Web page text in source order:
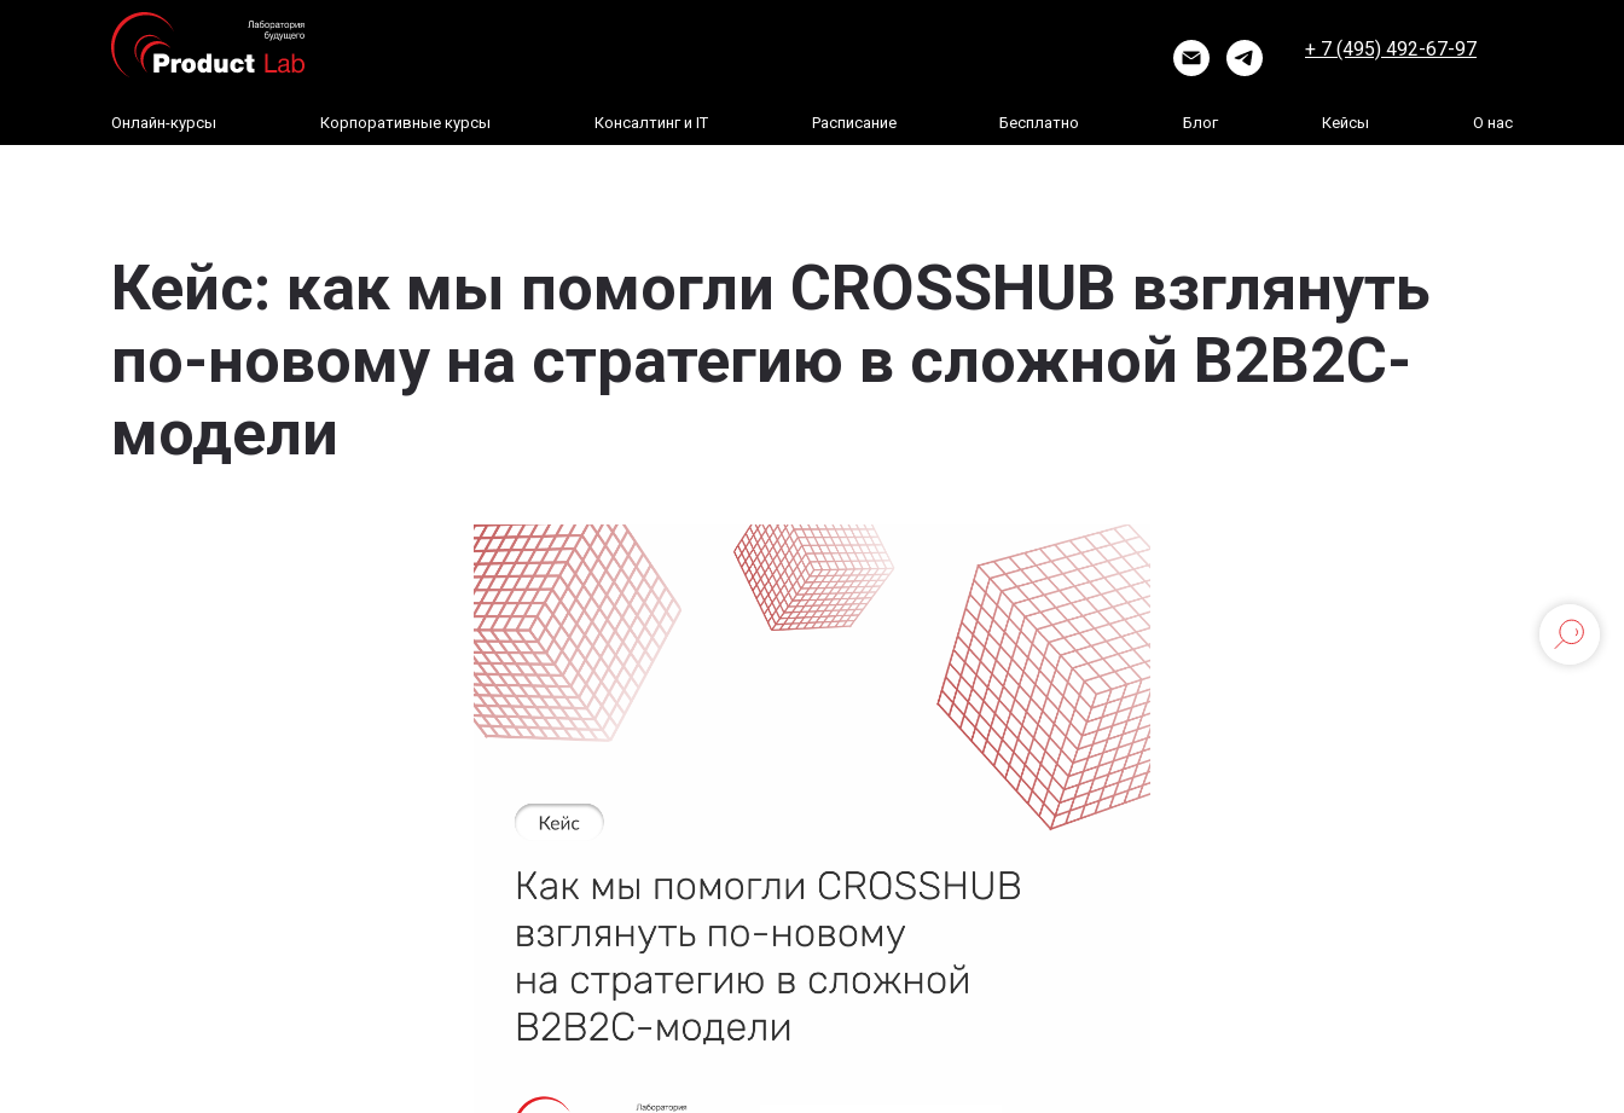
+ 7 (495) 492-67-97
Онлайн-курсы Корпоративные курсы Консалтинг и IT Расписание Бесплатно Блог Кейсы О нас
Кейс: как мы помогли CROSSHUB взглянуть
по-новому на стратегию в сложной B2B2C-
модели